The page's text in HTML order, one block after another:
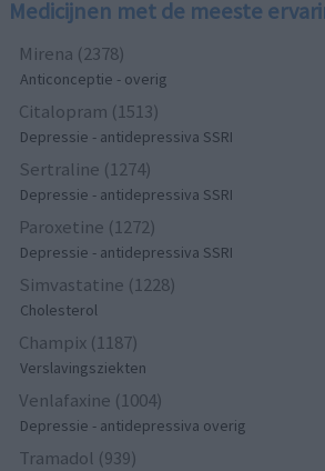
Medicijnen met de meeste
Mirena (2378)
Anticonceptie - overig
Citalopram (1513)
Depressie - antidepressiva SSRI
Sertraline (1274)
Depressie - antidepressiva SSRI
Paroxetine (1272)
Depressie - antidepressiva SSRI
Simvastatine (1228)
Cholesterol
Champix (1187)
Verslavingsziekten
Venlafaxine (1004)
Depressie - antidepressiva overig
Tramadol (939)